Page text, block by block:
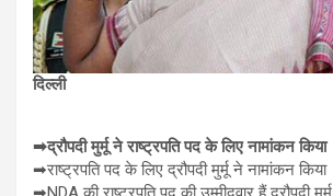
दिल्ली
➡द्रौपदी मुर्मू ने राष्ट्रपति पद के लिए नामांकन किया
➡राष्ट्रपति पद के लिए द्रौपदी मुर्मू ने नामांकन किया